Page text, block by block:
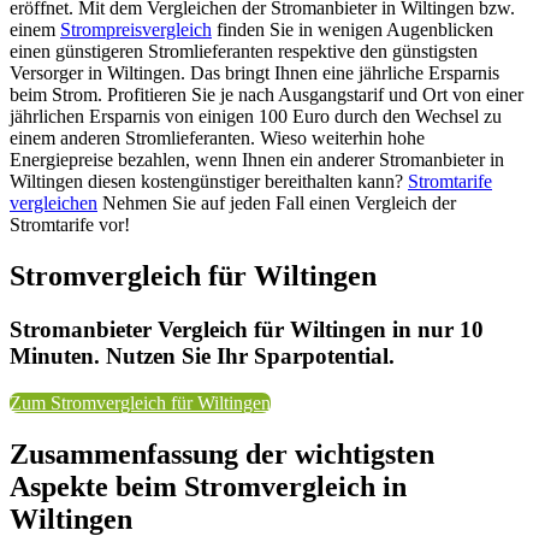
eröffnet. Mit dem Vergleichen der Stromanbieter in Wiltingen bzw.
einem Strompreisvergleich finden Sie in wenigen Augenblicken
einen günstigeren Stromlieferanten respektive den günstigsten
Versorger in Wiltingen. Das bringt Ihnen eine jährliche Ersparnis
beim Strom. Profitieren Sie je nach Ausgangstarif und Ort von einer
jährlichen Ersparnis von einigen 100 Euro durch den Wechsel zu
einem anderen Stromlieferanten. Wieso weiterhin hohe
Energiepreise bezahlen, wenn Ihnen ein anderer Stromanbieter in
Wiltingen diesen kostengünstiger bereithalten kann? Stromtarife
vergleichen Nehmen Sie auf jeden Fall einen Vergleich der
Stromtarife vor!
Stromvergleich für Wiltingen
Stromanbieter Vergleich für Wiltingen in nur 10
Minuten. Nutzen Sie Ihr Sparpotential.
Zum Stromvergleich für Wiltingen
Zusammenfassung der wichtigsten
Aspekte beim Stromvergleich in
Wiltingen